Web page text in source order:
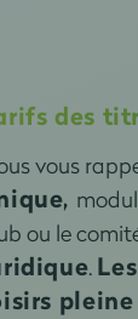
des
vous
ou le
.